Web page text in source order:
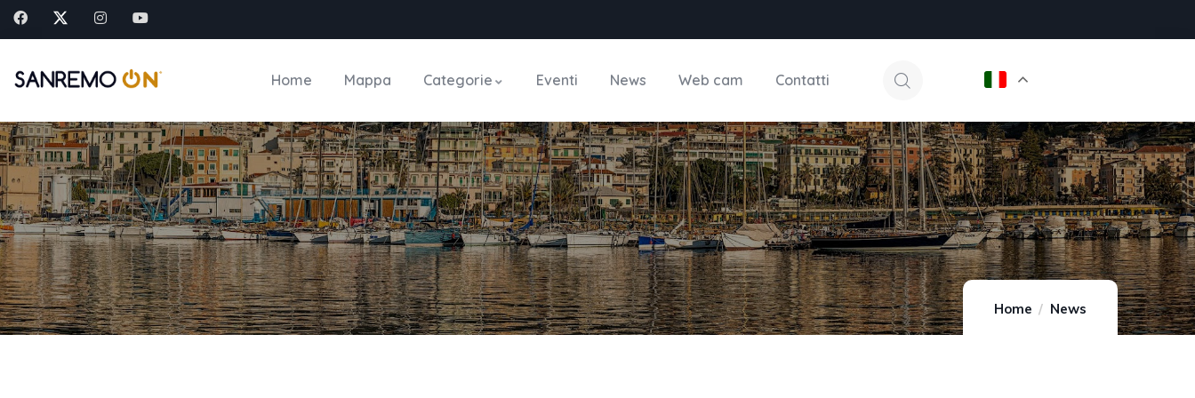
Home Mappa Categorie Eventi News Web cam Contatti
Home News